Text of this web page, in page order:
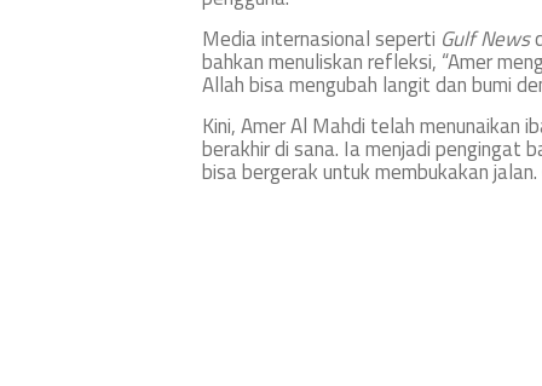
Media internasional seperti Gulf News
bahkan menuliskan refleksi, “Amer
Allah bisa mengubah langit dan bumi
Kini, Amer Al Mahdi telah menunaikan
berakhir di sana. Ia menjadi pengingat
bisa bergerak untuk membukakan